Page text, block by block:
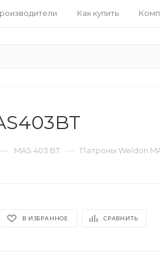
Как купить
— MAS 403 BT — Патроны Weldon
В ИЗБРАННОЕ СРАВНИТЬ